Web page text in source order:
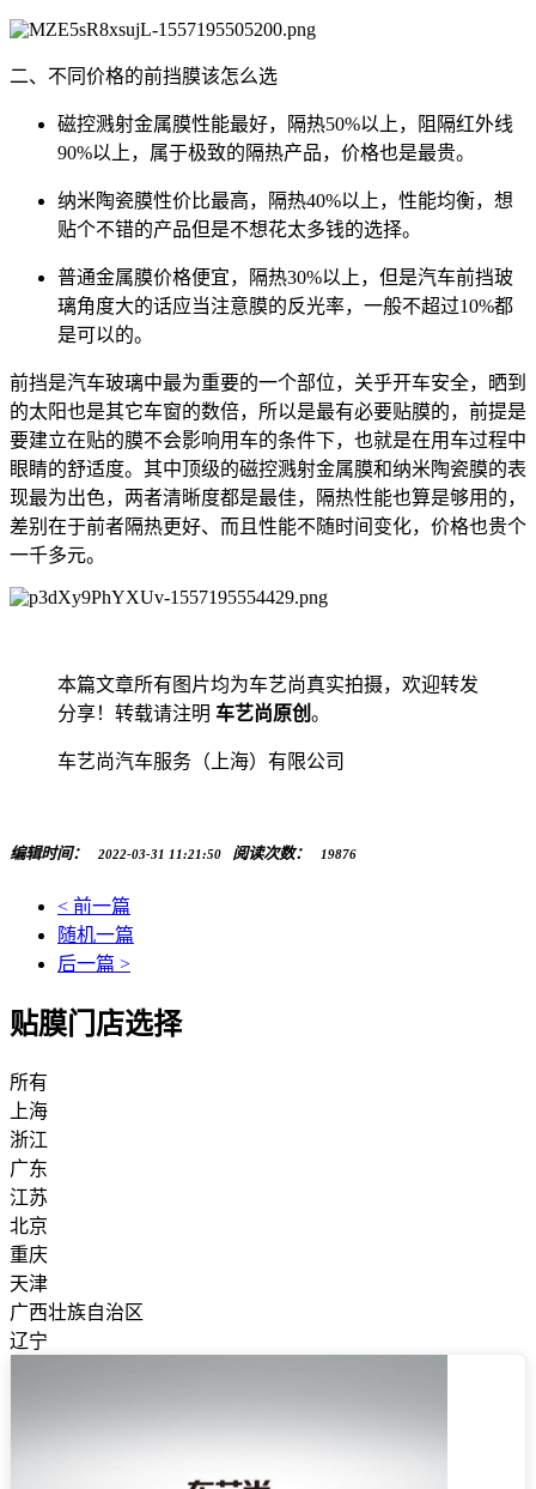
二、不同价格的前挡膜该怎么选
磁控溅射金属膜性能最好，隔热50%以上，阻隔红外线
90%以上，属于极致的隔热产品，价格也是最贵。
纳米陶瓷膜性价比最高，隔热40%以上，性能均衡，想
贴个不错的产品但是不想花太多钱的选择。
普通金属膜价格便宜，隔热30%以上，但是汽车前挡玻
璃角度大的话应当注意膜的反光率，一般不超过10%都
是可以的。
前挡是汽车玻璃中最为重要的一个部位，关乎开车安全，晒到
的太阳也是其它车窗的数倍，所以是最有必要贴膜的，前提是
要建立在贴的膜不会影响用车的条件下，也就是在用车过程中
眼睛的舒适度。其中顶级的磁控溅射金属膜和纳米陶瓷膜的表
现最为出色，两者清晰度都是最佳，隔热性能也算是够用的，
差别在于前者隔热更好、而且性能不随时间变化，价格也贵个
一千多元。
本篇文章所有图片均为车艺尚真实拍摄，欢迎转发
分享！转载请注明 车艺尚原创 。
车艺尚汽车服务（上海）有限公司
编辑时间： 2022-03-31 11:21:50 阅读次数： 19876
< 前一篇
随机一篇
后一篇 >
贴膜门店选择
所有
上海
浙江
广东
江苏
北京
重庆
天津
广西壮族自治区
辽宁